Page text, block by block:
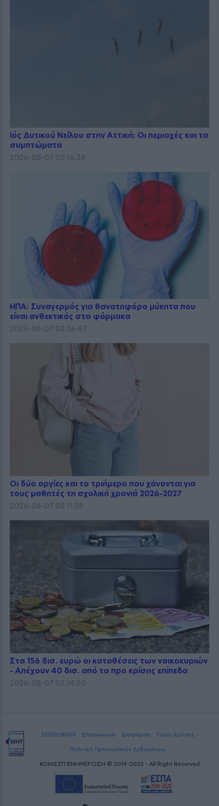
Ιός Δυτικού Νείλου στην Αττική: Οι περιοχές και τα
συμπτώματα
2026-08-07 03:16:38
ΗΠΑ: Συναγερμός για θανατηφόρο μύκητα που
είναι ανθεκτικός στα φάρμακα
2026-08-07 03:36:47
Οι δύο αργίες και το τριήμερο που χάνονται για
τους μαθητές τη σχολική χρονιά 2026-2027
2026-08-07 03:11:38
Στα 156 δισ. ευρώ οι καταθέσεις των νοικοκυριών
- Απέχουν 40 δισ. από τα προ κρίσης επίπεδα
2026-08-07 03:14:20
2251028000 Επικοινωνία Διαφήμιση
Όροι Χρήσης -
Πολιτική Προσωπικών Δεδομένων
ΚΟΙΝΣΕΠ ΕΝΗΜΕΡΩΣΗ © 2019-2022 - All Right Reserved